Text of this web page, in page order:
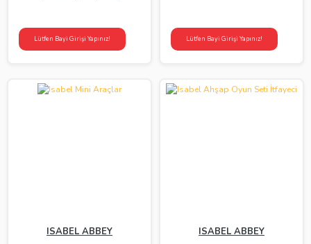
Lütfen Bayi Girişi Yapınız! Lütfen Bayi Girişi Yapınız!
ISABEL ABBEY ISABEL ABBEY